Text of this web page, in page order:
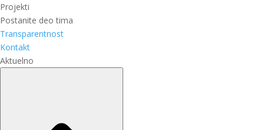
Projekti
Postanite deo tima
Transparentnost
Kontakt
Aktuelno